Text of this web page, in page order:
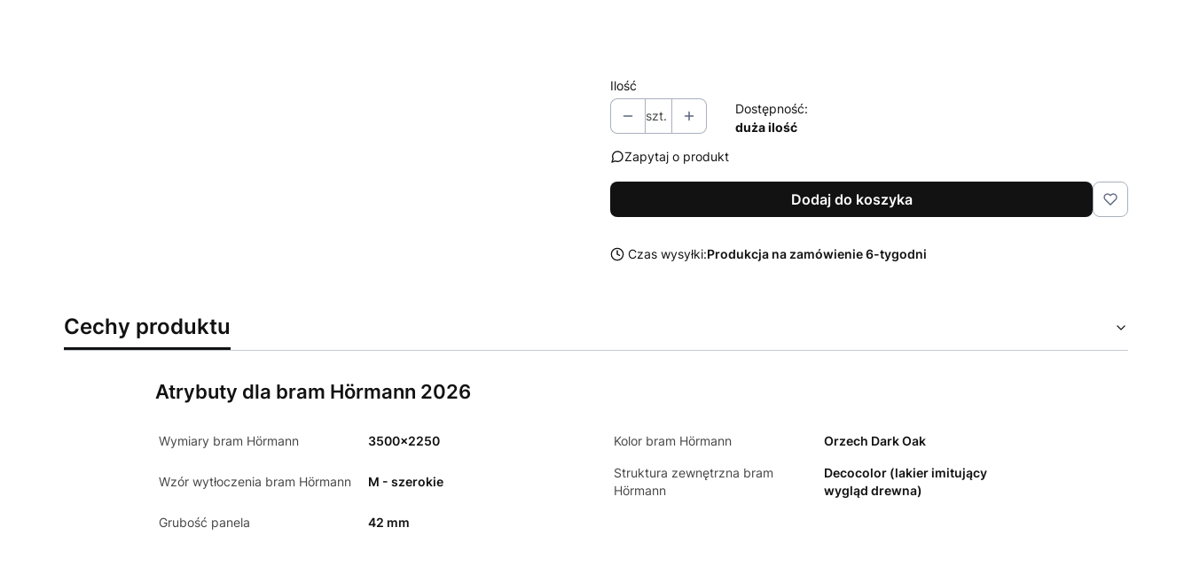
Ilość
szt.
Dostępność:
duża ilość
Zapytaj o produkt
Dodaj do koszyka
Czas wysyłki:Produkcja na zamówienie 6-tygodni
Cechy produktu
Atrybuty dla bram Hörmann 2026
Wymiary bram Hörmann 3500x2250 Kolor bram Hörmann Orzech Dark Oak
Wzór wytłoczenia bram Hörmann M - szerokie
Struktura zewnętrzna bram
Hörmann
Decocolor (lakier imitujący
wygląd drewna)
Grubość panela 42 mm